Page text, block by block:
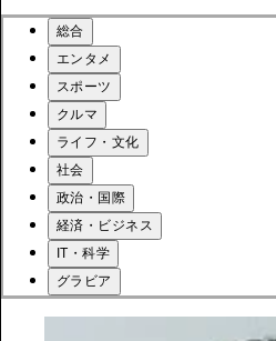
総合
エンタメ
スポーツ
クルマ
ライフ・文化
社会
政治・国際
経済・ビジネス
IT・科学
グラビア